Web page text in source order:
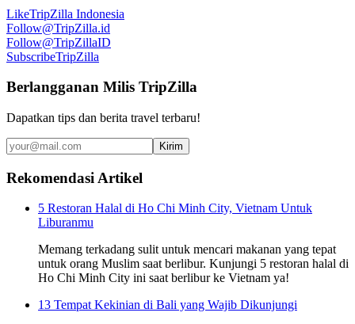
LikeTripZilla Indonesia
Follow@TripZilla.id
Follow@TripZillaID
SubscribeTripZilla
Berlangganan Milis TripZilla
Dapatkan tips dan berita travel terbaru!
Kirim
Rekomendasi Artikel
5 Restoran Halal di Ho Chi Minh City, Vietnam Untuk
Liburanmu
Memang terkadang sulit untuk mencari makanan yang tepat
untuk orang Muslim saat berlibur. Kunjungi 5 restoran halal di
Ho Chi Minh City ini saat berlibur ke Vietnam ya!
13 Tempat Kekinian di Bali yang Wajib Dikunjungi